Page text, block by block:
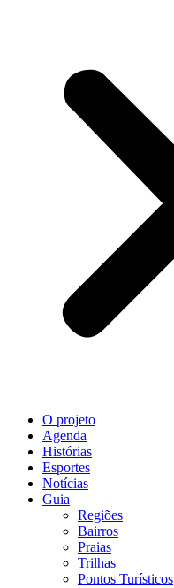
O projeto
Agenda
Histórias
Esportes
Notícias
Guia
Regiões
Bairros
Praias
Trilhas
Pontos Turísticos